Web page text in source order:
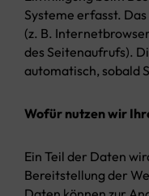
Systeme erfasst.
(z. B.
des Seitenaufrufs).
automatisch, sobald
Wofür nutzen wir
Ein Teil der Daten
Bereitstellung der